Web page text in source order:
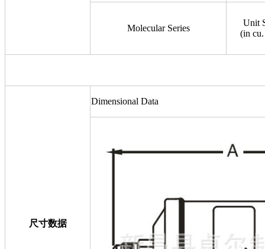
Molecular Series
Unit
(in
尺寸数据
Dimensional Data